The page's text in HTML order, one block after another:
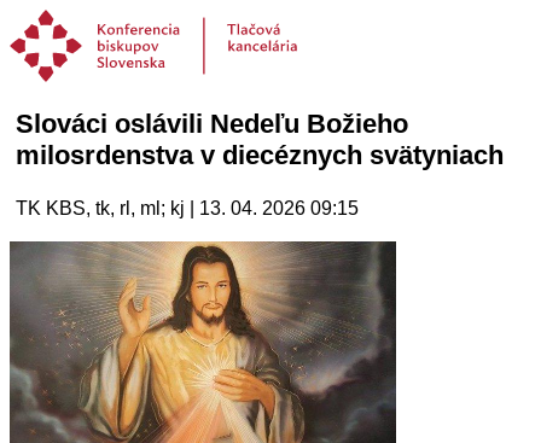
Slováci oslávili Nedeľu Božieho
milosrdenstva v diecéznych svätyniach
TK KBS, tk, rl, ml; kj | 13. 04. 2026 09:15